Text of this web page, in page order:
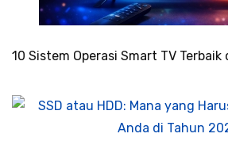
10 Sistem Operasi Smart TV